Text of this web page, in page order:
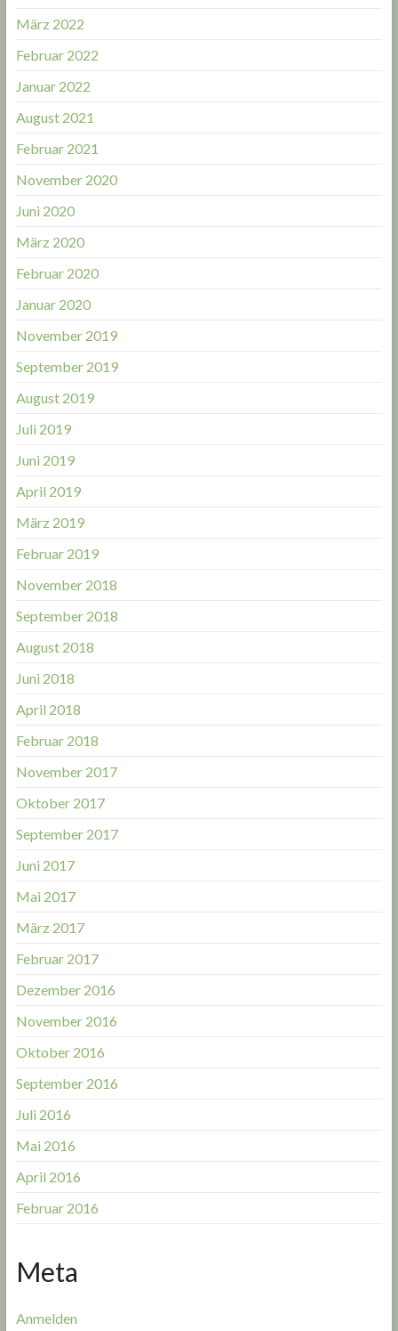
März 2022
Februar 2022
Januar 2022
August 2021
Februar 2021
November 2020
Juni 2020
März 2020
Februar 2020
Januar 2020
November 2019
September 2019
August 2019
Juli 2019
Juni 2019
April 2019
März 2019
Februar 2019
November 2018
September 2018
August 2018
Juni 2018
April 2018
Februar 2018
November 2017
Oktober 2017
September 2017
Juni 2017
Mai 2017
März 2017
Februar 2017
Dezember 2016
November 2016
Oktober 2016
September 2016
Juli 2016
Mai 2016
April 2016
Februar 2016
Meta
Anmelden